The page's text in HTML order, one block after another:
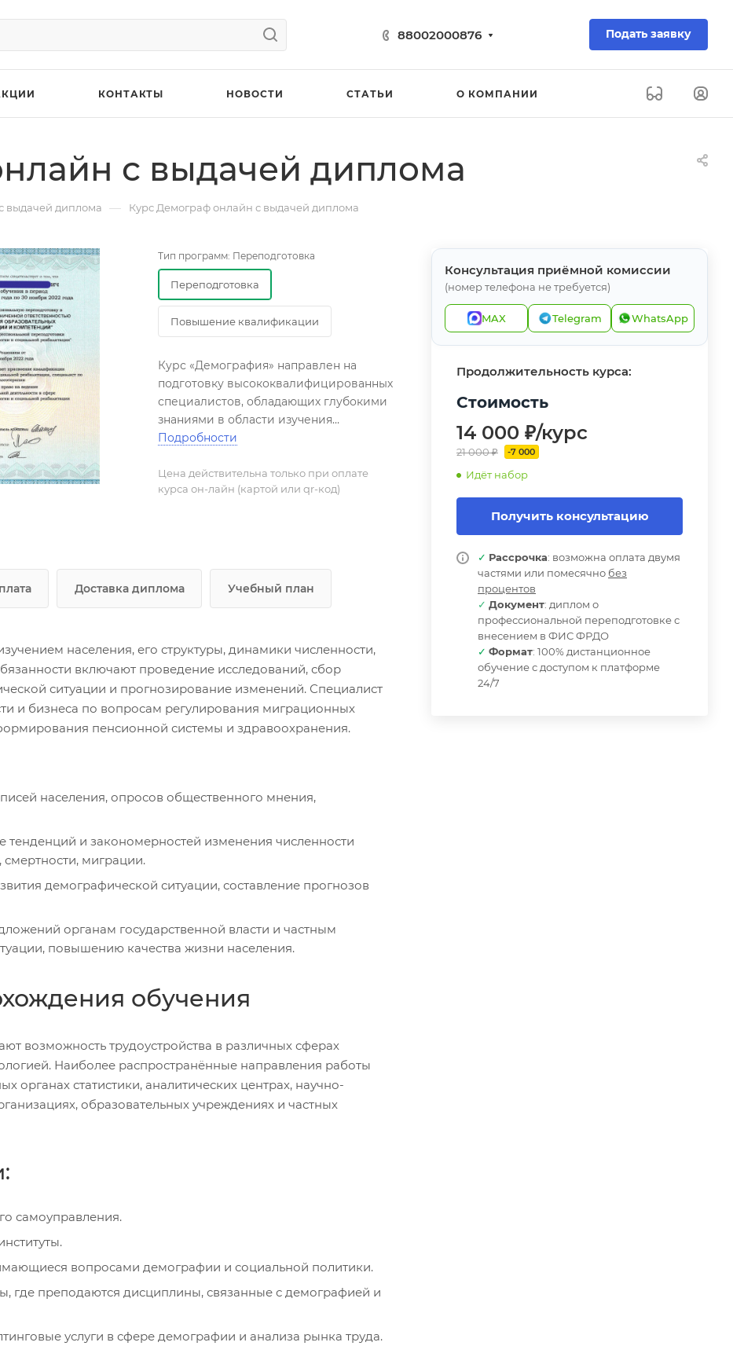
88002000876 Подать заявку
КОНТАКТЫ НОВОСТИ СТАТЬИ О КОМПАНИИ
с выдачей диплома
выдачей диплома — Курс Демограф онлайн с выдачей диплома
Консультация приёмной комиссии
(номер телефона не требуется)
MAX Telegram WhatsApp
Продолжительность курса:
Стоимость
14 000 ₽/курс
21 000 ₽ -7 000
Идёт набор
Получить консультацию
✓ Рассрочка: возможна оплата двумя
частями или помесячно без
процентов
✓ Документ: диплом о
профессиональной переподготовке с
внесением в ФИС ФРДО
✓ Формат: 100% дистанционное
обучение с доступом к платформе
24/7
Тип программ: Переподготовка
Переподготовка
Повышение квалификации
Курс «Демография» направлен на
подготовку высококвалифицированных
специалистов, обладающих глубокими
знаниями в области изучения
населения, его структуры, динамики
Участники курса получат навыки сбора,
анализа и интерпретации
изучение методов переписи
поведение и разработку стратегий
социальной политики.
Подробности
Цена действительна только при оплате
курса он-лайн (картой или qr-код)
Доставка диплома Учебный план
населения, его структуры, динамики численности,
включают проведение исследований, сбор
ситуации и прогнозирование изменений. Специалист
и бизнеса по вопросам регулирования миграционных
пенсионной системы и здравоохранения.
населения, опросов общественного мнения,
тенденций и закономерностей изменения численности
смертности, миграции.
демографической ситуации, составление прогнозов
органам государственной власти и частным
повышению качества жизни населения.
обучения
возможность трудоустройства в различных сферах
Наиболее распространённые направления работы
органах статистики, аналитических центрах, научно-
образовательных учреждениях и частных
самоуправления.
вопросами демографии и социальной политики.
где преподаются дисциплины, связанные с демографией и
услуги в сфере демографии и анализа рынка труда.